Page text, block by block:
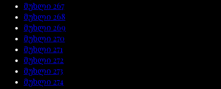
მუხლი 267
მუხლი 268
მუხლი 269
მუხლი 270
მუხლი 271
მუხლი 272
მუხლი 273
მუხლი 274